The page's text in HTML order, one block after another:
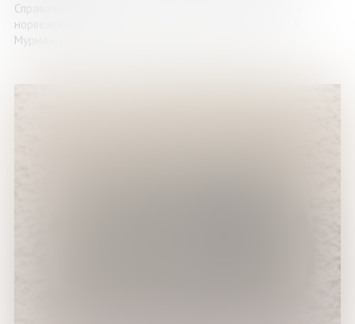
Справочник-путеводитель подготовлен российскими и
норвежскими учеными, сотрудниками заповедников. В
Мурманской области и восточной части губернии ...